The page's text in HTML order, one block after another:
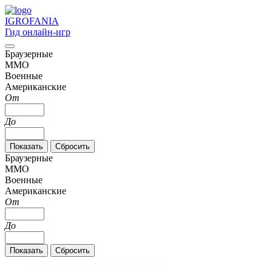
IGROFANIA
Гид онлайн-игр
Браузерные
MMO
Военные
Американские
От
До
Браузерные
MMO
Военные
Американские
От
До